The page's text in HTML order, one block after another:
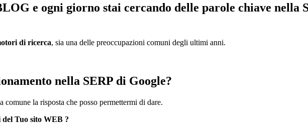
e ogni giorno stai cercando delle parole chiave nella
di ricerca, sia una delle preoccupazioni comuni degli ultimi anni.
nella SERP di Google?
comune la risposta che posso permettermi di dare.
del Tuo sito WEB ?